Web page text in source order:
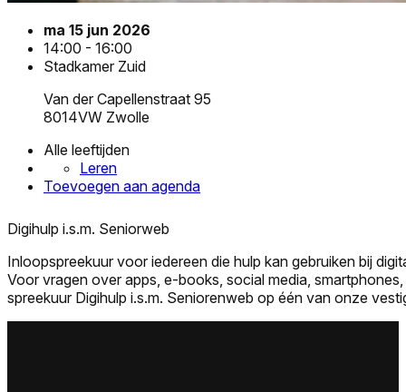
ma 15 jun 2026
14:00 - 16:00
Stadkamer Zuid
Van der Capellenstraat 95
8014VW Zwolle
Alle leeftijden
Leren
Toevoegen aan agenda
Digihulp i.s.m. Seniorweb
Inloopspreekuur voor iedereen die hulp kan gebruiken bij
Voor vragen over apps, e-books, social media,
spreekuur Digihulp i.s.m. Seniorenweb op één van onze